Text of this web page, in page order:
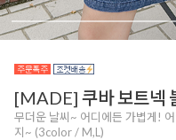
[MADE] 쿠바 보트넥
무더운 날씨~ 어디에든 가볍게!
지~ (3color / M,L)